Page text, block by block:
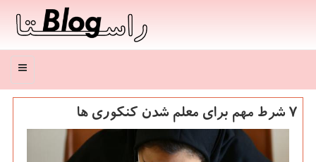
منو
7 شرط مهم برای معلم شدن کنکوری ها